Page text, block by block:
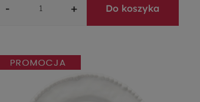
- + Do koszyka